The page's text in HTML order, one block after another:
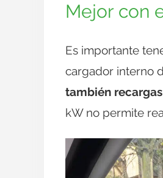
Mejor con
Es importante
cargador interno
también
kW no permite